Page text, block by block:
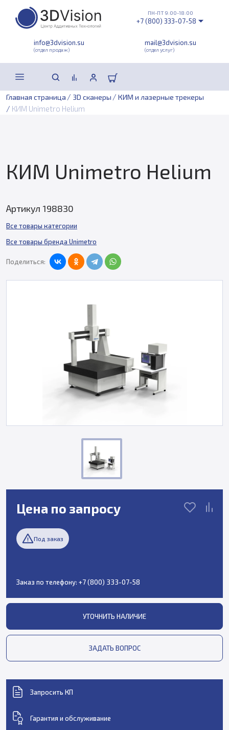
info@3dvision.su
(отдел продаж)
mail@3dvision.su
(отдел услуг)
ПН-ПТ 9:00-18:00
+7 (800) 333-07-58
Главная страница / 3D сканеры / КИМ и лазерные трекеры
/ КИМ Unimetro Helium
КИМ Unimetro Helium
Артикул 198830
Все товары категории
Все товары бренда Unimetro
Поделиться:
Цена по запросу
Под заказ
Заказ по телефону: +7 (800) 333-07-58
УТОЧНИТЬ НАЛИЧИЕ
ЗАДАТЬ ВОПРОС
Запросить КП
Гарантия и обслуживание